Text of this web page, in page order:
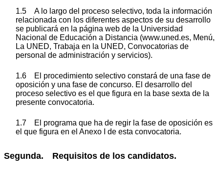
1.5 A lo largo del proceso selectivo, toda la información
relacionada con los diferentes aspectos de su desarrollo
se publicará en la página web de la Universidad
Nacional de Educación a Distancia (www.uned.es, Menú,
La UNED, Trabaja en la UNED, Convocatorias de
personal de administración y servicios).
1.6 El procedimiento selectivo constará de una fase de
oposición y una fase de concurso. El desarrollo del
proceso selectivo es el que figura en la base sexta de la
presente convocatoria.
1.7 El programa que ha de regir la fase de oposición es
el que figura en el Anexo I de esta convocatoria.
Segunda. Requisitos de los candidatos.